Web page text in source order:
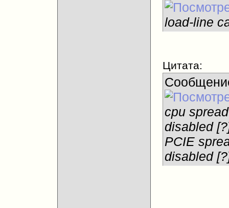
load-line
Цитата:
cpu
disabled
PCIE
disabled